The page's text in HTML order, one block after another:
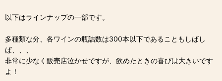
以下はラインナップの一部です。
多種類な分、各ワインの瓶詰数は300本以下であることもしばし
ば、、、
非常に少なく販売店泣かせですが、飲めたときの喜びは大きいです
よ！